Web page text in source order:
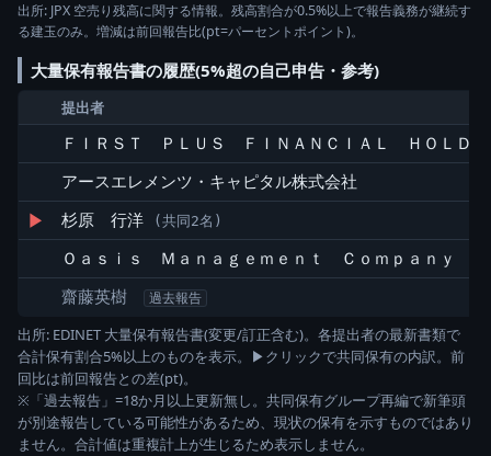
出所: JPX 空売り残高に関する情報。残高割合が0.5%以上で報告義務が継続す
る建玉のみ。増減は前回報告比(pt=パーセントポイント)。
大量保有報告書の履歴(5%超の自己申告・参考)
提出者
ＦＩＲＳＴ ＰＬＵＳ ＦＩＮＡＮＣＩＡＬ ＨＯＬＤ
アースエレメンツ・キャピタル株式会社
▶ 杉原 行洋 (共同2名)
Ｏａｓｉｓ Ｍａｎａｇｅｍｅｎｔ Ｃｏｍｐａｎｙ Ｌ
齋藤英樹
過去報告
出所: EDINET 大量保有報告書(変更/訂正含む)。各提出者の最新書類で
合計保有割合5%以上のものを表示。▶クリックで共同保有の内訳。前
回比は前回報告との差(pt)。
※「過去報告」=18か月以上更新無し。共同保有グループ再編で新筆頭
が別途報告している可能性があるため、現状の保有を示すものではあり
ません。合計値は重複計上が生じるため表示しません。